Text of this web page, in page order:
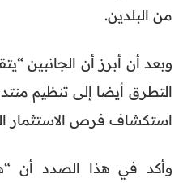
من البلدين.
وبعد أن أبرز أن الجانبين
التطرق أيضا إلى تنظيم
استكشاف فرص الاستثمار
وأكد في هذا الصدد أن